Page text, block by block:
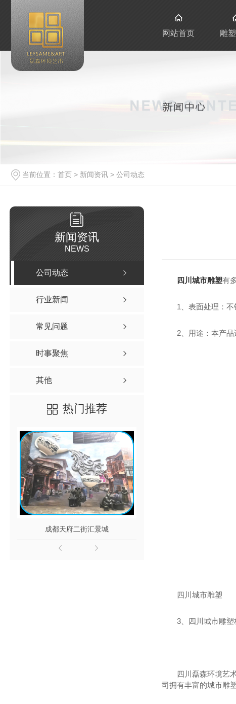
网站首页 雕
当前位置： 首页 > 新闻资讯 > 公司动态
新闻资讯
NEWS
公司动态
行业新闻
常见问题
时事聚焦
其他
热门推荐
成都天府二街汇景城
四川城市雕塑有
1、表面处理：
2、用途：本产
四川城市雕塑
3、四川城市雕
四川磊森环境艺
司拥有丰富的城市雕